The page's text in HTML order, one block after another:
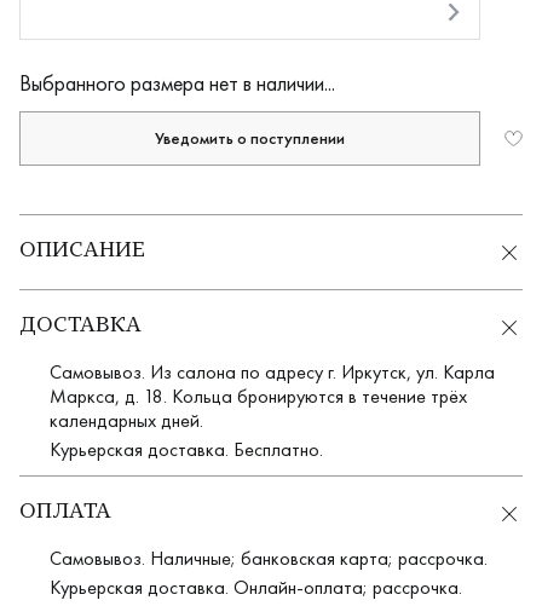
Выбранного размера нет в наличии...
Уведомить о поступлении
ОПИСАНИЕ
ДОСТАВКА
Самовывоз. Из салона по адресу г. Иркутск, ул. Карла
Маркса, д. 18. Кольца бронируются в течение трёх
календарных дней.
Курьерская доставка. Бесплатно.
ОПЛАТА
Самовывоз. Наличные; банковская карта; рассрочка.
Курьерская доставка. Онлайн-оплата; рассрочка.